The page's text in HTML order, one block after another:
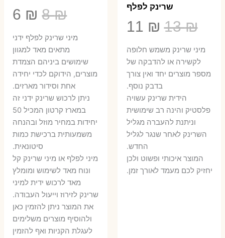
שרינק לפלף
13₪
המחיר
המקורי
היה:
13 ₪.
11 ₪
הוא:
​מיני שרינק משמש חלופה
לקשירה או להדבקה של
מספר מוצרים יחד ואין צורך
בדבק נוסף.
הידית שרינק עשויה
פלסטיק והינה רב שימושית
וניתנת להעברה מגליל
השרינק לאחר שנגר לגליל
החדש.
המוצר איכותי ופשוט ולכן
יחזיק לכם מעמד לאורך זמן.
8₪
היה:
8 ₪.
6 ₪
6 ₪.
מיני שרינק לפלף ידני
מתאים מאד למגוון
שימושים ביניהם הצמדת
מוצרים, הידוקם לכדי יחידה
אחת וסידור מארזים.
ניתן לרכוש שרינק ידני זה
במארז קרטון המכיל 50
יחידות במחיר מוזל ובהנחה
משמעותית ברכישת כמות
סיטונאית.
מיני לפלף או מיני שרינק קל
ונוח מאד לשימוש ומומלץ
מאד לרכוש ידית למיני
שרינק לזירוז וייעול העבודה.
את המוצר ניתן להזמין כאן
ולהוסיף מוצרים משלימים
לעגלת הקניות ואף להזמין